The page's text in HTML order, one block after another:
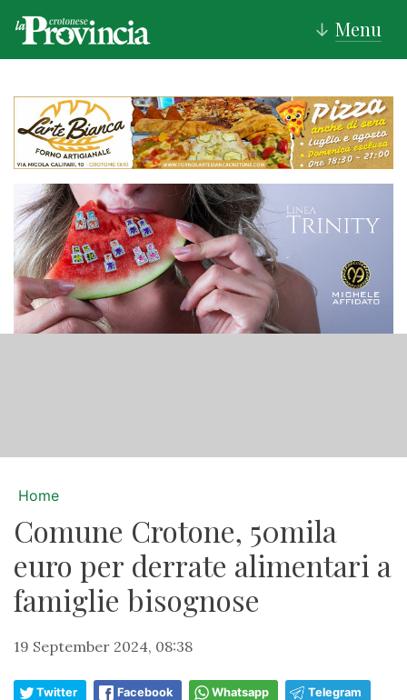
↓ Menu
Home
Comune Crotone, 50mila
euro per derrate alimentari a
famiglie bisognose
19 September 2024, 08:38
Twitter Facebook Whatsapp Telegram